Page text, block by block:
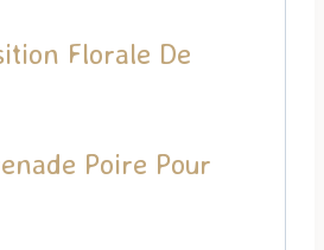
Florale De
Poire Pour